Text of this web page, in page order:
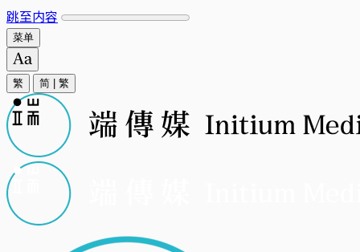
跳至内容
菜单
繁 简 繁